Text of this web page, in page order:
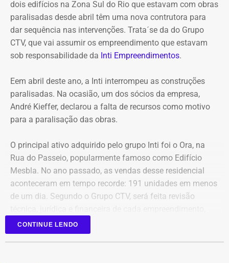
maior flexibilidade financeira conferida à natureza
jurídica da autarquia.
COM INFORMAÇÕES DO RJ2/TV GLOBO
dois edifícios na Zona Sul do Rio que estavam com obras
paralisadas desde abril têm uma nova contrutora para
dar sequência nas intervenções. Trata´se da do Grupo
CTV, que vai assumir os empreendimento que estavam
sob responsabilidade da Inti Empreendimentos.
Eem abril deste ano, a Inti interrompeu as construções
paralisadas. Na ocasião, um dos sócios da empresa,
André Kieffer, declarou a falta de recursos como motivo
para a paralisação das obras.
O principal ativo adquirido pelo grupo Inti foi o Ora, na
Rua do Passeio, popularmente famoso como Edifício
Mesbla. No ano passado, as vendas desse residencial
aconteceram em tempo recorde: 191 unidades em menos
de um dia. Segundo o Grupo CTV, será feita revisão
antes da retomada dos canteiros. Cronogramas de
entrega terão novas datas. Também haverá a definição
CONTINUE LENDO